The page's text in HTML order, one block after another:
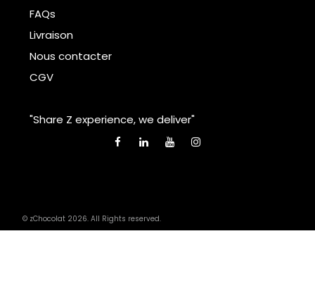
FAQs
Livraison
Nous contacter
CGV
"Share Z experience, we deliver"
© zChocolat 2026. All Rights reserved.